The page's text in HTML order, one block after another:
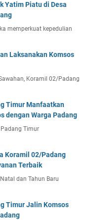
Yatim Piatu di Desa
memperkuat kepedulian
Laksanakan Komsos
Koramil 02/Padang
Timur Manfaatkan
dengan Warga Padang
Timur
Koramil 02/Padang
Terbaik
dan Tahun Baru
Timur Jalin Komsos